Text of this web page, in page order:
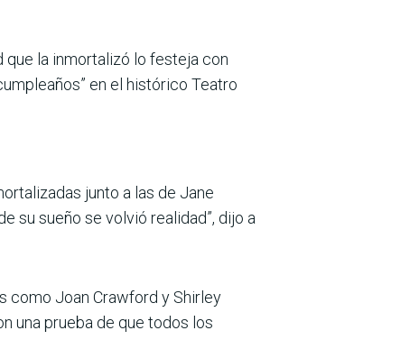
que la inmortalizó lo festeja con
en el histórico Teatro
junto a las de Jane
su sueño se volvió realidad”, dijo a
como Joan Crawford y Shirley
una prueba de que todos los